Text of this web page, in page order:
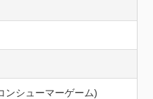
ンシューマーゲーム)